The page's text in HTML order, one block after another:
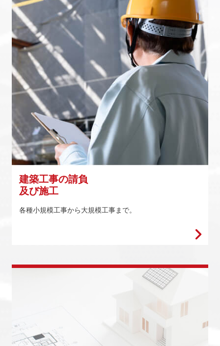
建築工事の請負
及び施工
各種小規模工事から大規模工事まで。